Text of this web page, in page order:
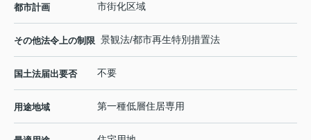
都市計画 市街化区域
その他法令上の制限 景観法/都市再生特別措置法
国土法届出要否 不要
用途地域 第一種低層住居専用